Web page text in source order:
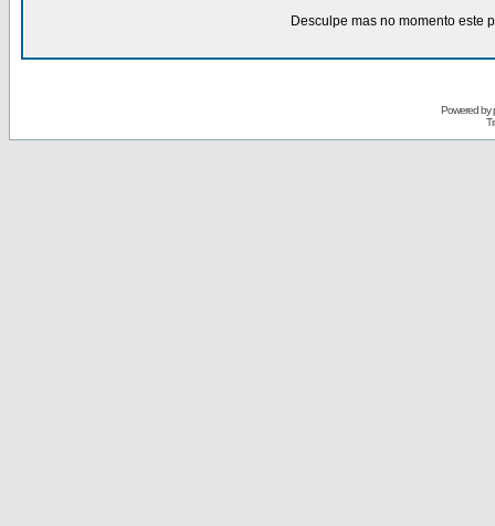
Desculpe mas no momento este
Powered by